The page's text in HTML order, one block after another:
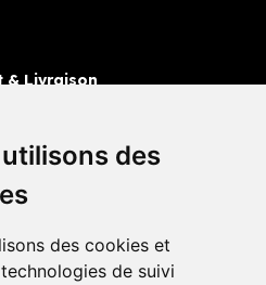
des
des cookies et
de suivi
& Livraison
Livraisons
65 avis